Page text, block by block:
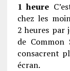
1 heure
chez les
2 heures par
de Common
consacrent
écran.